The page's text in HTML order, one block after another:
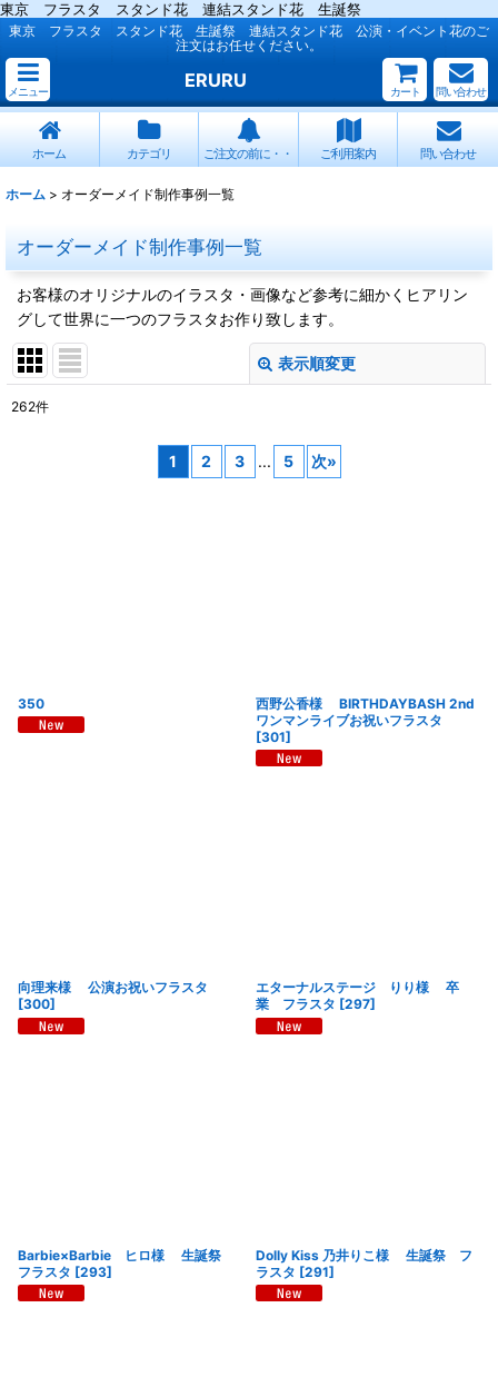
東京 フラスタ スタンド花 連結スタンド花 生誕祭
東京 フラスタ スタンド花 生誕祭 連結スタンド花 公演・イベント花のご
注文はお任せください。
メニュー
ERURU
カート 問い合わせ
ホーム カテゴリ ご注文の前に・・ ご利用案内 問い合わせ
ホーム > オーダーメイド制作事例一覧
オーダーメイド制作事例一覧
お客様のオリジナルのイラスタ・画像など参考に細かくヒアリン
グして世界に一つのフラスタお作り致します。
表示順変更
262件
1 2 3 ... 5 次»
350
西野公香様 BIRTHDAYBASH 2nd
ワンマンライブお祝いフラスタ
[301]
向理来様 公演お祝いフラスタ
[300]
エターナルステージ りり様 卒
業 フラスタ [297]
Barbie×Barbie ヒロ様 生誕祭
フラスタ [293]
Dolly Kiss 乃井りこ様 生誕祭 フ
ラスタ [291]